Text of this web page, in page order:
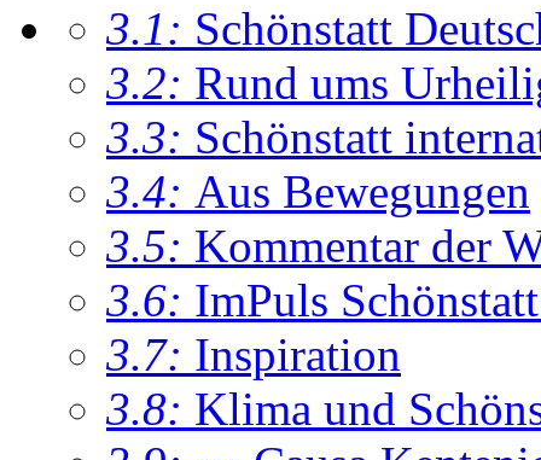
3.1: Schönstatt
3.2: Rund ums
3.3: Schönstatt
3.4: Aus Bewegungen
3.5: Kommentar der
3.6: ImPuls
3.7: Inspiration
3.8: Klima und